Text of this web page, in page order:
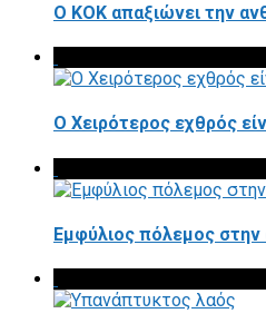
Ο ΚΟΚ απαξιώνει την
Ο Χειρότερος εχθρός
Εμφύλιος πόλεμος στην